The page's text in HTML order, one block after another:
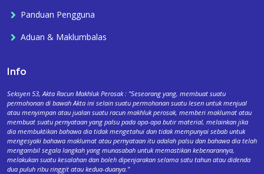
Panduan Pengguna
Aduan & Maklumbalas
Info
Seksyen 53, Akta Racun Makhluk Perosak : "Seseorang yang, membuat suatu
permohonan di bawah Akta ini selain suatu permohonan suatu lesen untuk menjual
atau menyimpan atau jualan suatu racun makhluk perosak, memberi maklumat atau
membuat suatu pernyataan yang palsu pada apa-apa butir material, melainkan jika
dia membuktikan bahawa dia tidak mengetahui dan tidak mempunyai sebab untuk
mengesyaki bahawa maklumat atau pernyataan itu adalah palsu dan bahawa dia telah
mengambil segala langkah yang munasabah untuk memastikan kebenarannya,
melakukan suatu kesalahan dan boleh dipenjarakan selama satu tahun atau didenda
dua puluh ribu ringgit atau kedua-duanya."